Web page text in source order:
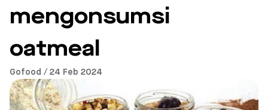
mengonsumsi
oatmeal
Gofood / 24 Feb 2024